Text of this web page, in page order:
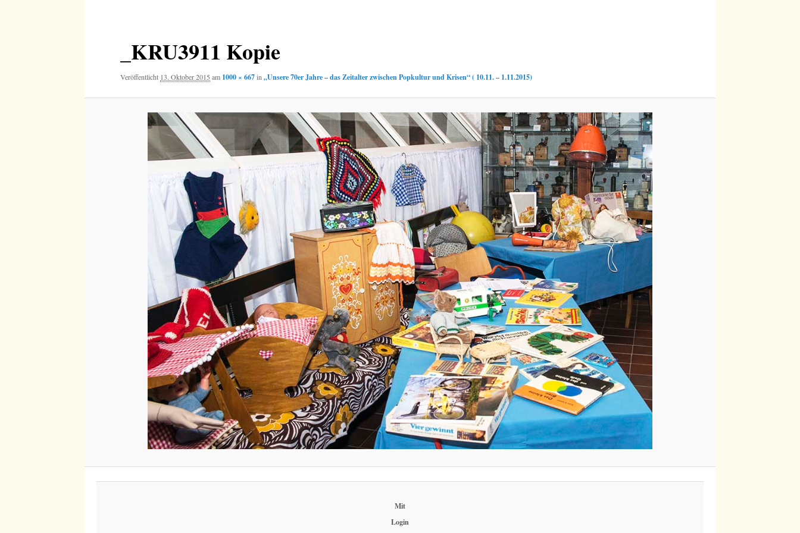
_KRU3911 Kopie
Veröffentlicht 13. Oktober 2015 am 1000 × 667in„Unsere 70er Jahre – das Zeitalter zwischen Popkultur und Krisen“ ( 10.11. – 1.11.2015)
Mit
Login